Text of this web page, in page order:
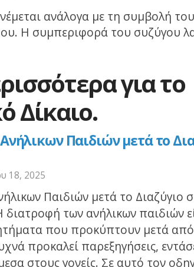
ανάλογα με τη συμβολή
Η συμπεριφορά του συζύγου
για το
Δίκαιο.
Παιδιών μετά το
18, 2025
Παιδιών μετά το Διαζύγιο
διατροφή των ανήλικων παιδιών
που προκύπτουν μετά από
προκαλεί παρεξηγήσεις,
στους γονείς. Σε αυτό τον